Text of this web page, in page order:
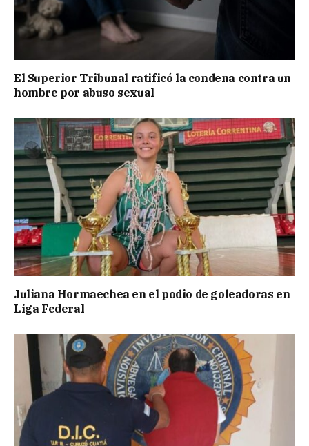
El Superior Tribunal ratificó la condena contra un
hombre por abuso sexual
Juliana Hormaechea en el podio de goleadoras en
Liga Federal